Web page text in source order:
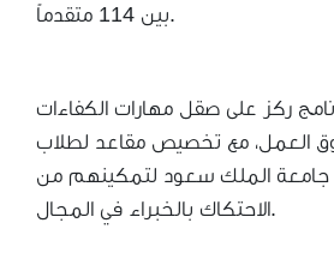
بين 114 متقدماً.
ركز على صقل مهارات الكفاءات
العمل، مع تخصيص مقاعد لطلاب
جامعة الملك سعود لتمكينهم من
الاحتكاك بالخبراء في المجال.